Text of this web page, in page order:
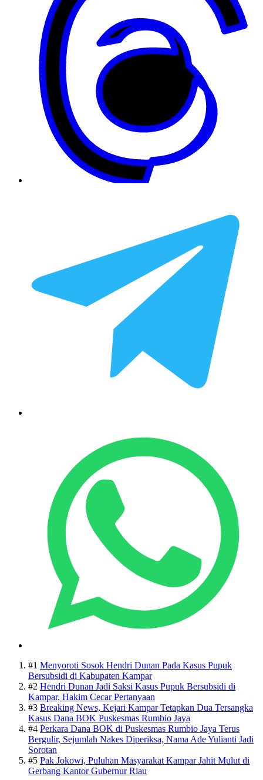
#1 Menyoroti Sosok Hendri Dunan Pada Kasus Pupuk
Bersubsidi di Kabupaten Kampar
#2 Hendri Dunan Jadi Saksi Kasus Pupuk Bersubsidi di
Kampar, Hakim Cecar Pertanyaan
#3 Breaking News, Kejari Kampar Tetapkan Dua Tersangka
Kasus Dana BOK Puskesmas Rumbio Jaya
#4 Perkara Dana BOK di Puskesmas Rumbio Jaya Terus
Bergulir, Sejumlah Nakes Diperiksa, Nama Ade Yulianti Jadi
Sorotan
#5 Pak Jokowi, Puluhan Masyarakat Kampar Jahit Mulut di
Gerbang Kantor Gubernur Riau